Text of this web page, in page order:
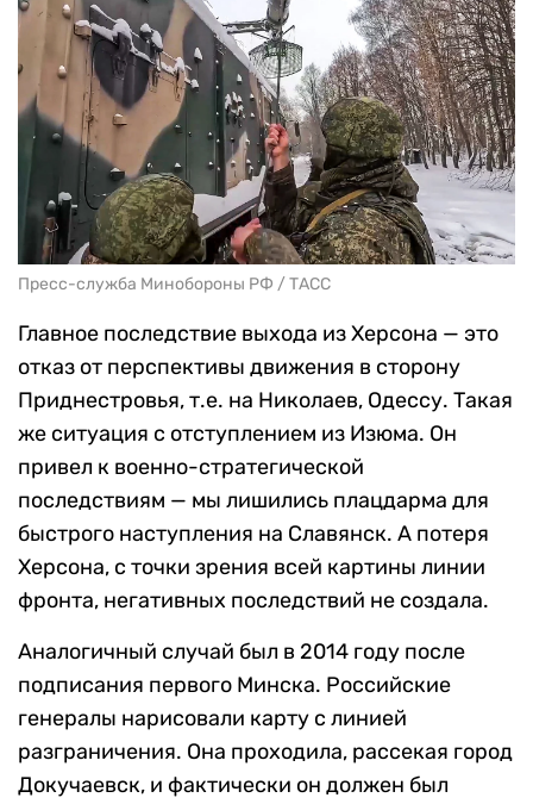
Пресс-служба Минобороны РФ / ТАСС
Главное последствие выхода из Херсона — это
отказ от перспективы движения в сторону
Приднестровья, т.е. на Николаев, Одессу. Такая
же ситуация с отступлением из Изюма. Он
привел к военно-стратегической
последствиям — мы лишились плацдарма для
быстрого наступления на Славянск. А потеря
Херсона, с точки зрения всей картины линии
фронта, негативных последствий не создала.
Аналогичный случай был в 2014 году после
подписания первого Минска. Российские
генералы нарисовали карту с линией
разграничения. Она проходила, рассекая город
Докучаевск, и фактически он должен был